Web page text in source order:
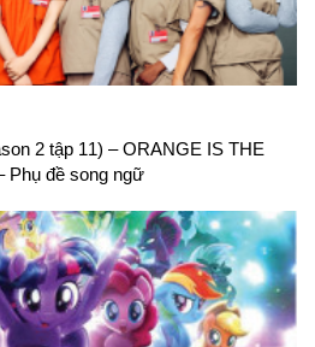
2 tập 11) – ORANGE IS THE
Phụ đề song ngữ